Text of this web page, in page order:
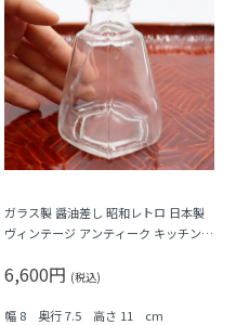
ガラス製 醤油差し 昭和レトロ 日本製
ヴィンテージ アンティーク キッチン用
6,600円 (税込)
幅 8 奥行 7.5 高さ 11 cm